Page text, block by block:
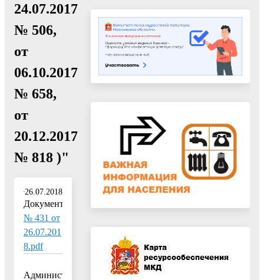
24.07.2017
№ 506,
от
06.10.2017
№ 658,
от
20.12.2017
№ 818 )"
26.07.2018
Документ:
№ 431 от
26.07.201
8.pdf
Администрация